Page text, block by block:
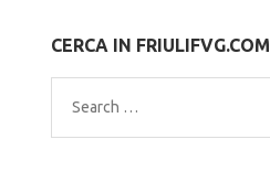
CERCA IN FRIULIFVG.COM
Search
for: